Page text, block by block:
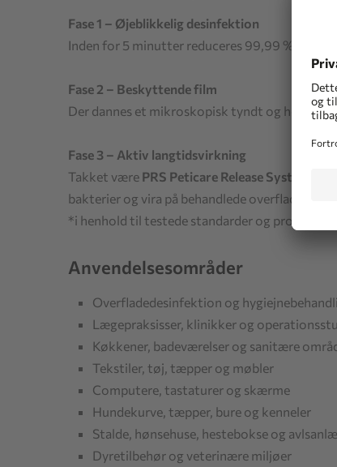
Fase 1 – Øjeblikkelig desinfektion
Inden for 5 minutter reduceres 99,99 % af
Fase 2 – Beskyttende film
Der dannes et mikroskopisk tyndt og
Fase 3 – Aktiv langtidsvirkning
Takket være PRS Peticare Release Systems®
bakterier og vira på behandlede overflader.*
*i henhold til testede standarder og
Anvendelsesområder
Overfladedesinfektion og
Lægepraksisser, klinikker og
Køkkener, badeværelser og sanitære
Tekstiler, tøj, tæpper og møbler
Computere, tastaturer og skærme
Hundekurve, tæpper, bure og kenneler
Stalde, hønsehuse, hestebokse og
Dyretilbehør og veterinære miljøer